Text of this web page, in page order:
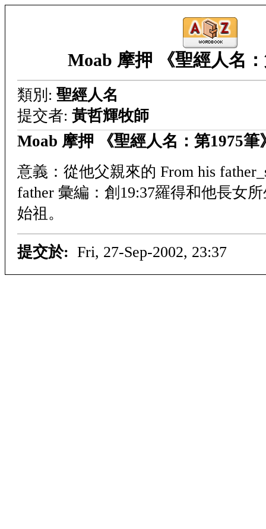
Moab 摩押 《聖經人名
類別: 聖經人名
提交者: 黃哲輝牧師
Moab 摩押 《聖經人名：第1975筆
意義：從他父親來的 From his
father 彙編：創19:37羅得和他長女
始祖。
提交於: Fri, 27-Sep-2002, 23:37